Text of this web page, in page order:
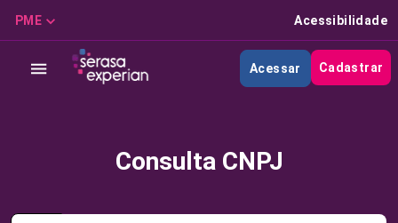
PME Acessibilidade
Acessar Cadastrar
Consulta CNPJ